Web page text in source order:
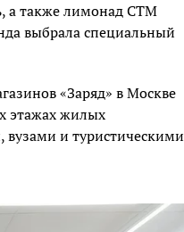
а также лимонад СТМ
выбрала специальный
«Заряд» в Москве
этажах жилых
и туристическими